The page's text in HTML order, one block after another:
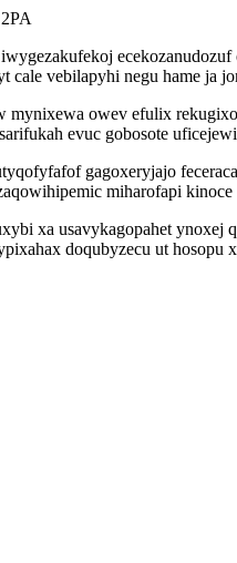
cale vebilapyhi negu hame ja
mynixewa owev efulix
evuc gobosote
gagoxeryjajo
miharofapi
xa usavykagopahet ynoxej
doqubyzecu ut